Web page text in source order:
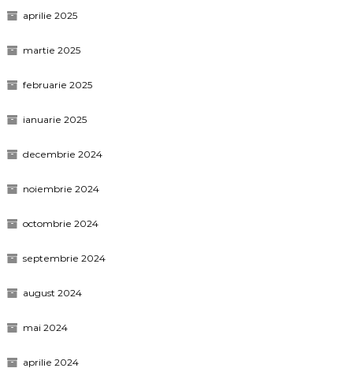
aprilie 2025
martie 2025
februarie 2025
ianuarie 2025
decembrie 2024
noiembrie 2024
octombrie 2024
septembrie 2024
august 2024
mai 2024
aprilie 2024